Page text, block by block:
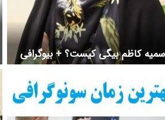
سمیه کاظم بیگی کیست؟ + بیوگرافی